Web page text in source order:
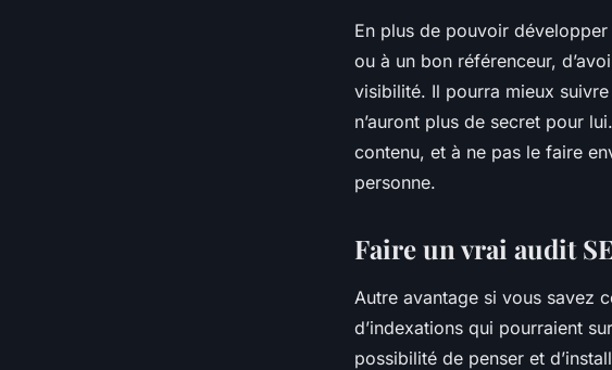
En plus de pouvoir
ou à un bon référenceur,
visibilité. Il pourra mieux
n’auront plus de secret pour
contenu, et à ne pas le faire
personne.
Faire un vrai audit
Autre avantage si vous savez
d’indexations qui pourraient
possibilité de penser et